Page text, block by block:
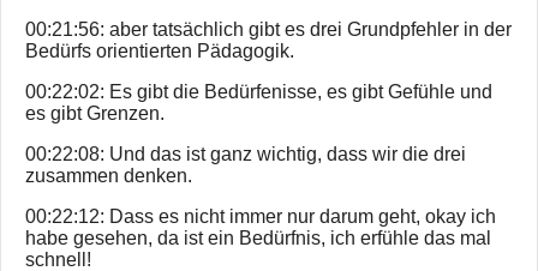
00:21:56: aber tatsächlich gibt es drei Grundpfehler in der
Bedürfs orientierten Pädagogik.
00:22:02: Es gibt die Bedürfenisse, es gibt Gefühle und
es gibt Grenzen.
00:22:08: Und das ist ganz wichtig, dass wir die drei
zusammen denken.
00:22:12: Dass es nicht immer nur darum geht, okay ich
habe gesehen, da ist ein Bedürfnis, ich erfühle das mal
schnell!